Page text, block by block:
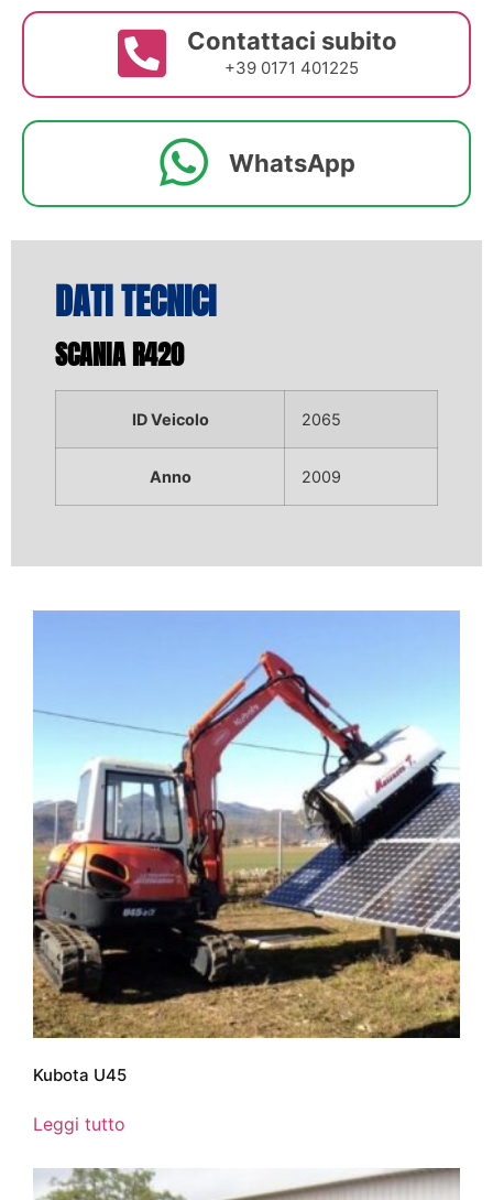
Contattaci subito
+39 0171 401225
WhatsApp
DATI TECNICI
SCANIA R420
ID Veicolo 2065
Anno 2009
Kubota U45
Leggi tutto